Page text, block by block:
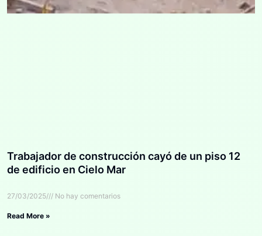
Trabajador de construcción cayó de un piso 12
de edificio en Cielo Mar
27/03/2025 No hay comentarios
Read More »